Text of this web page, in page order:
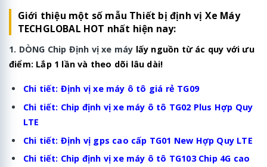
Giới thiệu một số mẫu Thiết bị định vị Xe Máy
TECHGLOBAL HOT nhất hiện nay:
1. DÒNG Chip Định vị xe máy lấy nguồn từ ác quy với ưu
điểm: Lắp 1 lần và theo dõi lâu dài!
Chi tiết: Định vị xe máy ô tô giá rẻ TG09
Chi tiết: Chip định vị xe máy ô tô TG02 Plus Hợp Quy
LTE
Chi tiết: Định vị gps cao cấp TG01 New Hợp Quy LTE
Chi tiết: Chip định vị xe máy ô tô TG103 Chip 4G cao